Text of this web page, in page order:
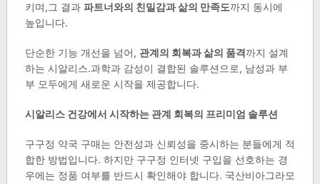
키며,그 결과 파트너와의 친밀감과 삶의 만족도까지 동시에
높입니다.
단순한 기능 개선을 넘어, 관계의 회복과 삶의 품격까지 설계
하는 시알리스.과학과 감성이 결합된 솔루션으로, 남성과 부
부 모두에게 새로운 시작을 제공합니다.
시알리스 건강에서 시작하는 관계 회복의 프리미엄 솔루션
구구정 약국 구매는 안전성과 신뢰성을 중시하는 분들에게 적
합한 방법입니다. 하지만 구구정 인터넷 구입을 선호하는 경
우에는 정품 여부를 반드시 확인해야 합니다. 국산비아그라모